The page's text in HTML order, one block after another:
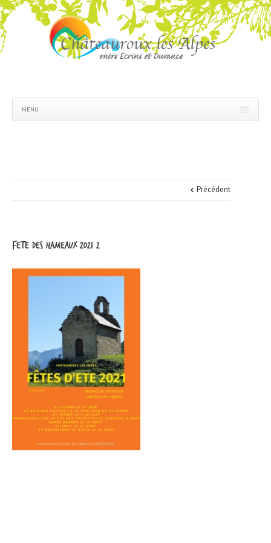
MENU
Précédent
Fete des hameaux 2021 2